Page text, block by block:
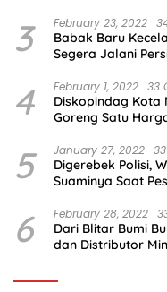
3 February 23, 2022
Babak Baru
Segera Jalani
4 February 1, 2022 33
Diskopindag Kota
Goreng Satu
5 January 27, 2022
Digerebek Polisi,
Suaminya Saat
6 February 28, 2022
Dari Blitar Bumi
dan Distributor